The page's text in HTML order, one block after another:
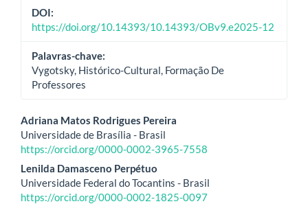
DOI:
https://doi.org/10.14393/10.14393/OBv9.e2025-12
Palavras-chave:
Vygotsky, Histórico-Cultural, Formação De
Professores
Conteúdo
do
artigo
principal
Adriana Matos Rodrigues Pereira
Universidade de Brasília - Brasil
https://orcid.org/0000-0002-3965-7558
Lenilda Damasceno Perpétuo
Universidade Federal do Tocantins - Brasil
https://orcid.org/0000-0002-1825-0097